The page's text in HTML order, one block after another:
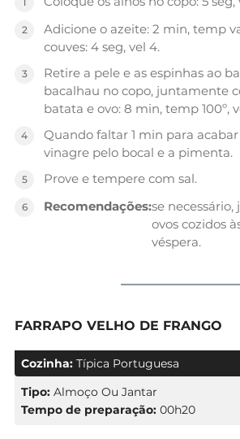
Adicione o azeite: 2 min, temp
couves: 4 seg, vel 4.
Retire a pele e as espinhas ao
bacalhau no copo, juntamente
batata e ovo: 8 min, temp 100º,
Quando faltar 1 min para
vinagre pelo bocal e a pimenta.
Prove e tempere com sal.
Recomendações:se
ovos cozidos
véspera.
FARRAPO VELHO DE FRANGO
Cozinha: Típica Portuguesa
Tipo: Almoço Ou Jantar
Tempo de preparação: 00h20